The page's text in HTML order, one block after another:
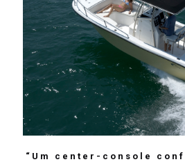
“Um center-console